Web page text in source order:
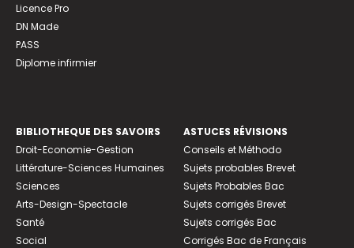
Licence Pro
DN Made
PASS
Diplome infirmier
BIBLIOTHEQUE DES SAVOIRS
Droit-Economie-Gestion
Littérature-Sciences Humaines
Sciences
Arts-Design-Spectacle
Santé
Social
ASTUCES RÉVISIONS
Conseils et Méthodo
Sujets probables Brevet
Sujets Probables Bac
Sujets corrigés Brevet
Sujets corrigés Bac
Corrigés Bac de Français